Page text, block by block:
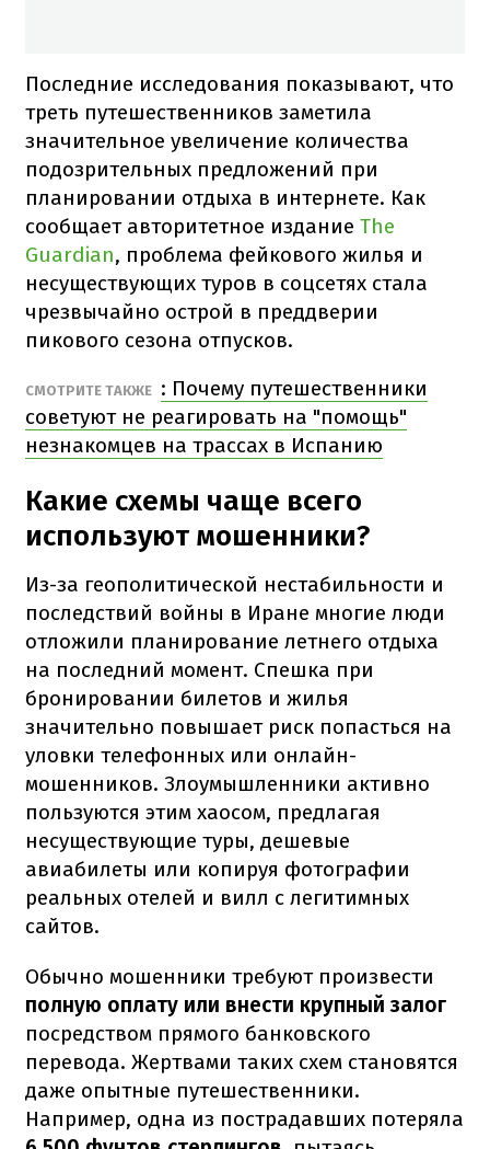
Последние исследования показывают, что
треть путешественников заметила
значительное увеличение количества
подозрительных предложений при
планировании отдыха в интернете. Как
сообщает авторитетное издание The
Guardian, проблема фейкового жилья и
несуществующих туров в соцсетях стала
чрезвычайно острой в преддверии
пикового сезона отпусков.
СМОТРИТЕ ТАКЖЕ : Почему путешественники
советуют не реагировать на "помощь"
незнакомцев на трассах в Испанию
Какие схемы чаще всего
используют мошенники?
Из-за геополитической нестабильности и
последствий войны в Иране многие люди
отложили планирование летнего отдыха
на последний момент. Спешка при
бронировании билетов и жилья
значительно повышает риск попасться на
уловки телефонных или онлайн-
мошенников. Злоумышленники активно
пользуются этим хаосом, предлагая
несуществующие туры, дешевые
авиабилеты или копируя фотографии
реальных отелей и вилл с легитимных
сайтов.
Обычно мошенники требуют произвести
полную оплату или внести крупный залог
посредством прямого банковского
перевода. Жертвами таких схем становятся
даже опытные путешественники.
Например, одна из пострадавших потеряла